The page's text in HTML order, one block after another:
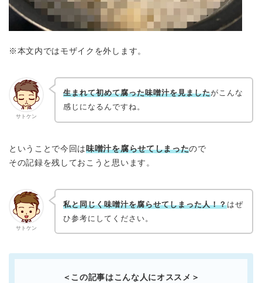
※本文内ではモザイクを外します。
サトケン
生まれて初めて腐った味噌汁を見ましたがこんな
感じになるんですね。
ということで今回は味噌汁を腐らせてしまったので
その記録を残しておこうと思います。
サトケン
私と同じく味噌汁を腐らせてしまった人！？はぜ
ひ参考にしてください。
＜この記事はこんな人にオススメ＞